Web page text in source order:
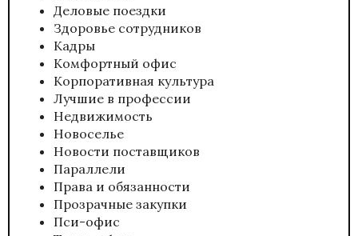
Деловые поездки
Здоровье сотрудников
Кадры
Комфортный офис
Корпоративная культура
Лучшие в профессии
Недвижимость
Новоселье
Новости поставщиков
Параллели
Права и обязанности
Прозрачные закупки
Пси-офис